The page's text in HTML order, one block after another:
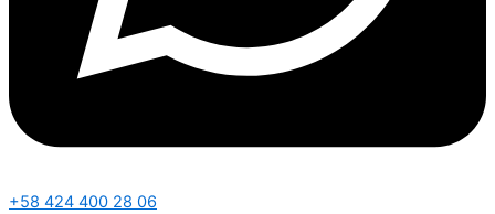
+58 424 400 28 06